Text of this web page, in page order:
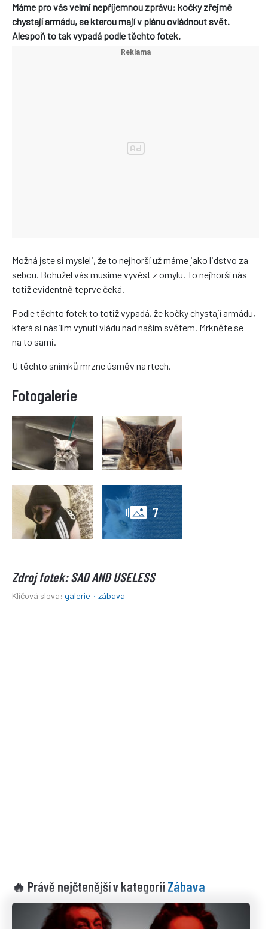
Máme pro vás velmi nepříjemnou zprávu: kočky zřejmě
chystají armádu, se kterou mají v plánu ovládnout svět.
Alespoň to tak vypadá podle těchto fotek.
Možná jste si mysleli, že to nejhorší už máme jako lidstvo za
sebou. Bohužel vás musíme vyvést z omylu. To nejhorší nás
totiž evidentně teprve čeká.
Podle těchto fotek to totiž vypadá, že kočky chystají armádu,
která si násilím vynutí vládu nad naším světem. Mrkněte se
na to sami.
U těchto snímků mrzne úsměv na rtech.
7
Zdroj fotek: SAD AND USELESS
Klíčová slova: galerie · zábava
🔥 Právě nejčtenější v kategorii Zábava